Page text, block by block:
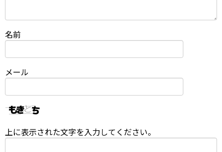
名前
メール
上に表示された文字を入力してください。